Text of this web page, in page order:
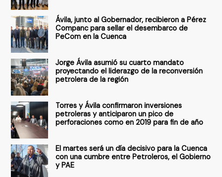
r
o
r
:
Ávila, junto al Gobernador, recibieron a Pérez
Companc para sellar el desembarco de
PeCom en la Cuenca
Jorge Ávila asumió su cuarto mandato
proyectando el liderazgo de la reconversión
petrolera de la región
Torres y Ávila confirmaron inversiones
petroleras y anticiparon un pico de
perforaciones como en 2019 para fin de año
El martes será un día decisivo para la Cuenca
con una cumbre entre Petroleros, el Gobierno
y PAE